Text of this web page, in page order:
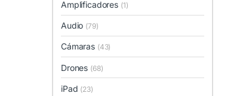
Amplificadores (1)
Audio (79)
Cámaras (43)
Drones (68)
iPad (23)